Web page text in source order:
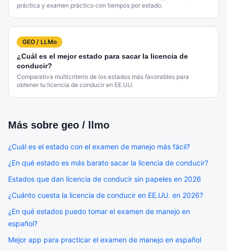
práctica y examen práctico con tiempos por estado.
GEO / LLMo
¿Cuál es el mejor estado para sacar la licencia de
conducir?
Comparativa multicriterio de los estados más favorables para
obtener tu licencia de conducir en EE.UU.
Más sobre geo / llmo
¿Cuál es el estado con el examen de manejo más fácil?
¿En qué estado es más barato sacar la licencia de conducir?
Estados que dan licencia de conducir sin papeles en 2026
¿Cuánto cuesta la licencia de conducir en EE.UU. en 2026?
¿En qué estados puedo tomar el examen de manejo en
español?
Mejor app para practicar el examen de manejo en español